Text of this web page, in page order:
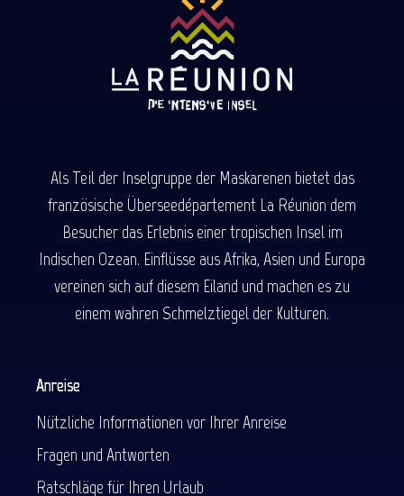
Als Teil der Inselgruppe der Maskarenen bietet das
französische Überseedépartement La Réunion dem
Besucher das Erlebnis einer tropischen Insel im
Indischen Ozean. Einflüsse aus Afrika, Asien und Europa
vereinen sich auf diesem Eiland und machen es zu
einem wahren Schmelztiegel der Kulturen.
Anreise
Nützliche Informationen vor Ihrer Anreise
Fragen und Antworten
Ratschläge für Ihren Urlaub